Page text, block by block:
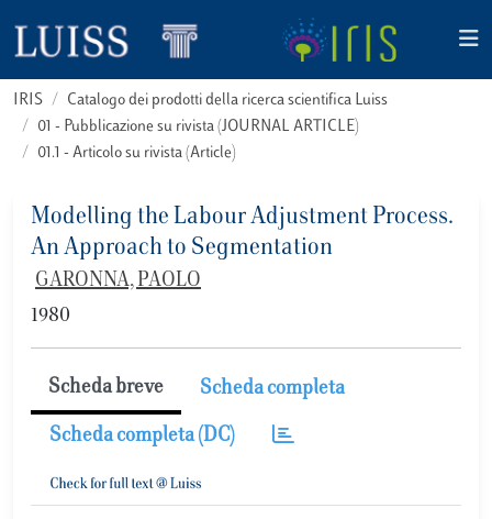
IRIS
Catalogo dei prodotti della ricerca scientifica Luiss
01 - Pubblicazione su rivista (JOURNAL ARTICLE)
01.1 - Articolo su rivista (Article)
Modelling the Labour Adjustment Process.
An Approach to Segmentation
GARONNA, PAOLO
1980
Scheda breve Scheda completa
Scheda completa (DC)